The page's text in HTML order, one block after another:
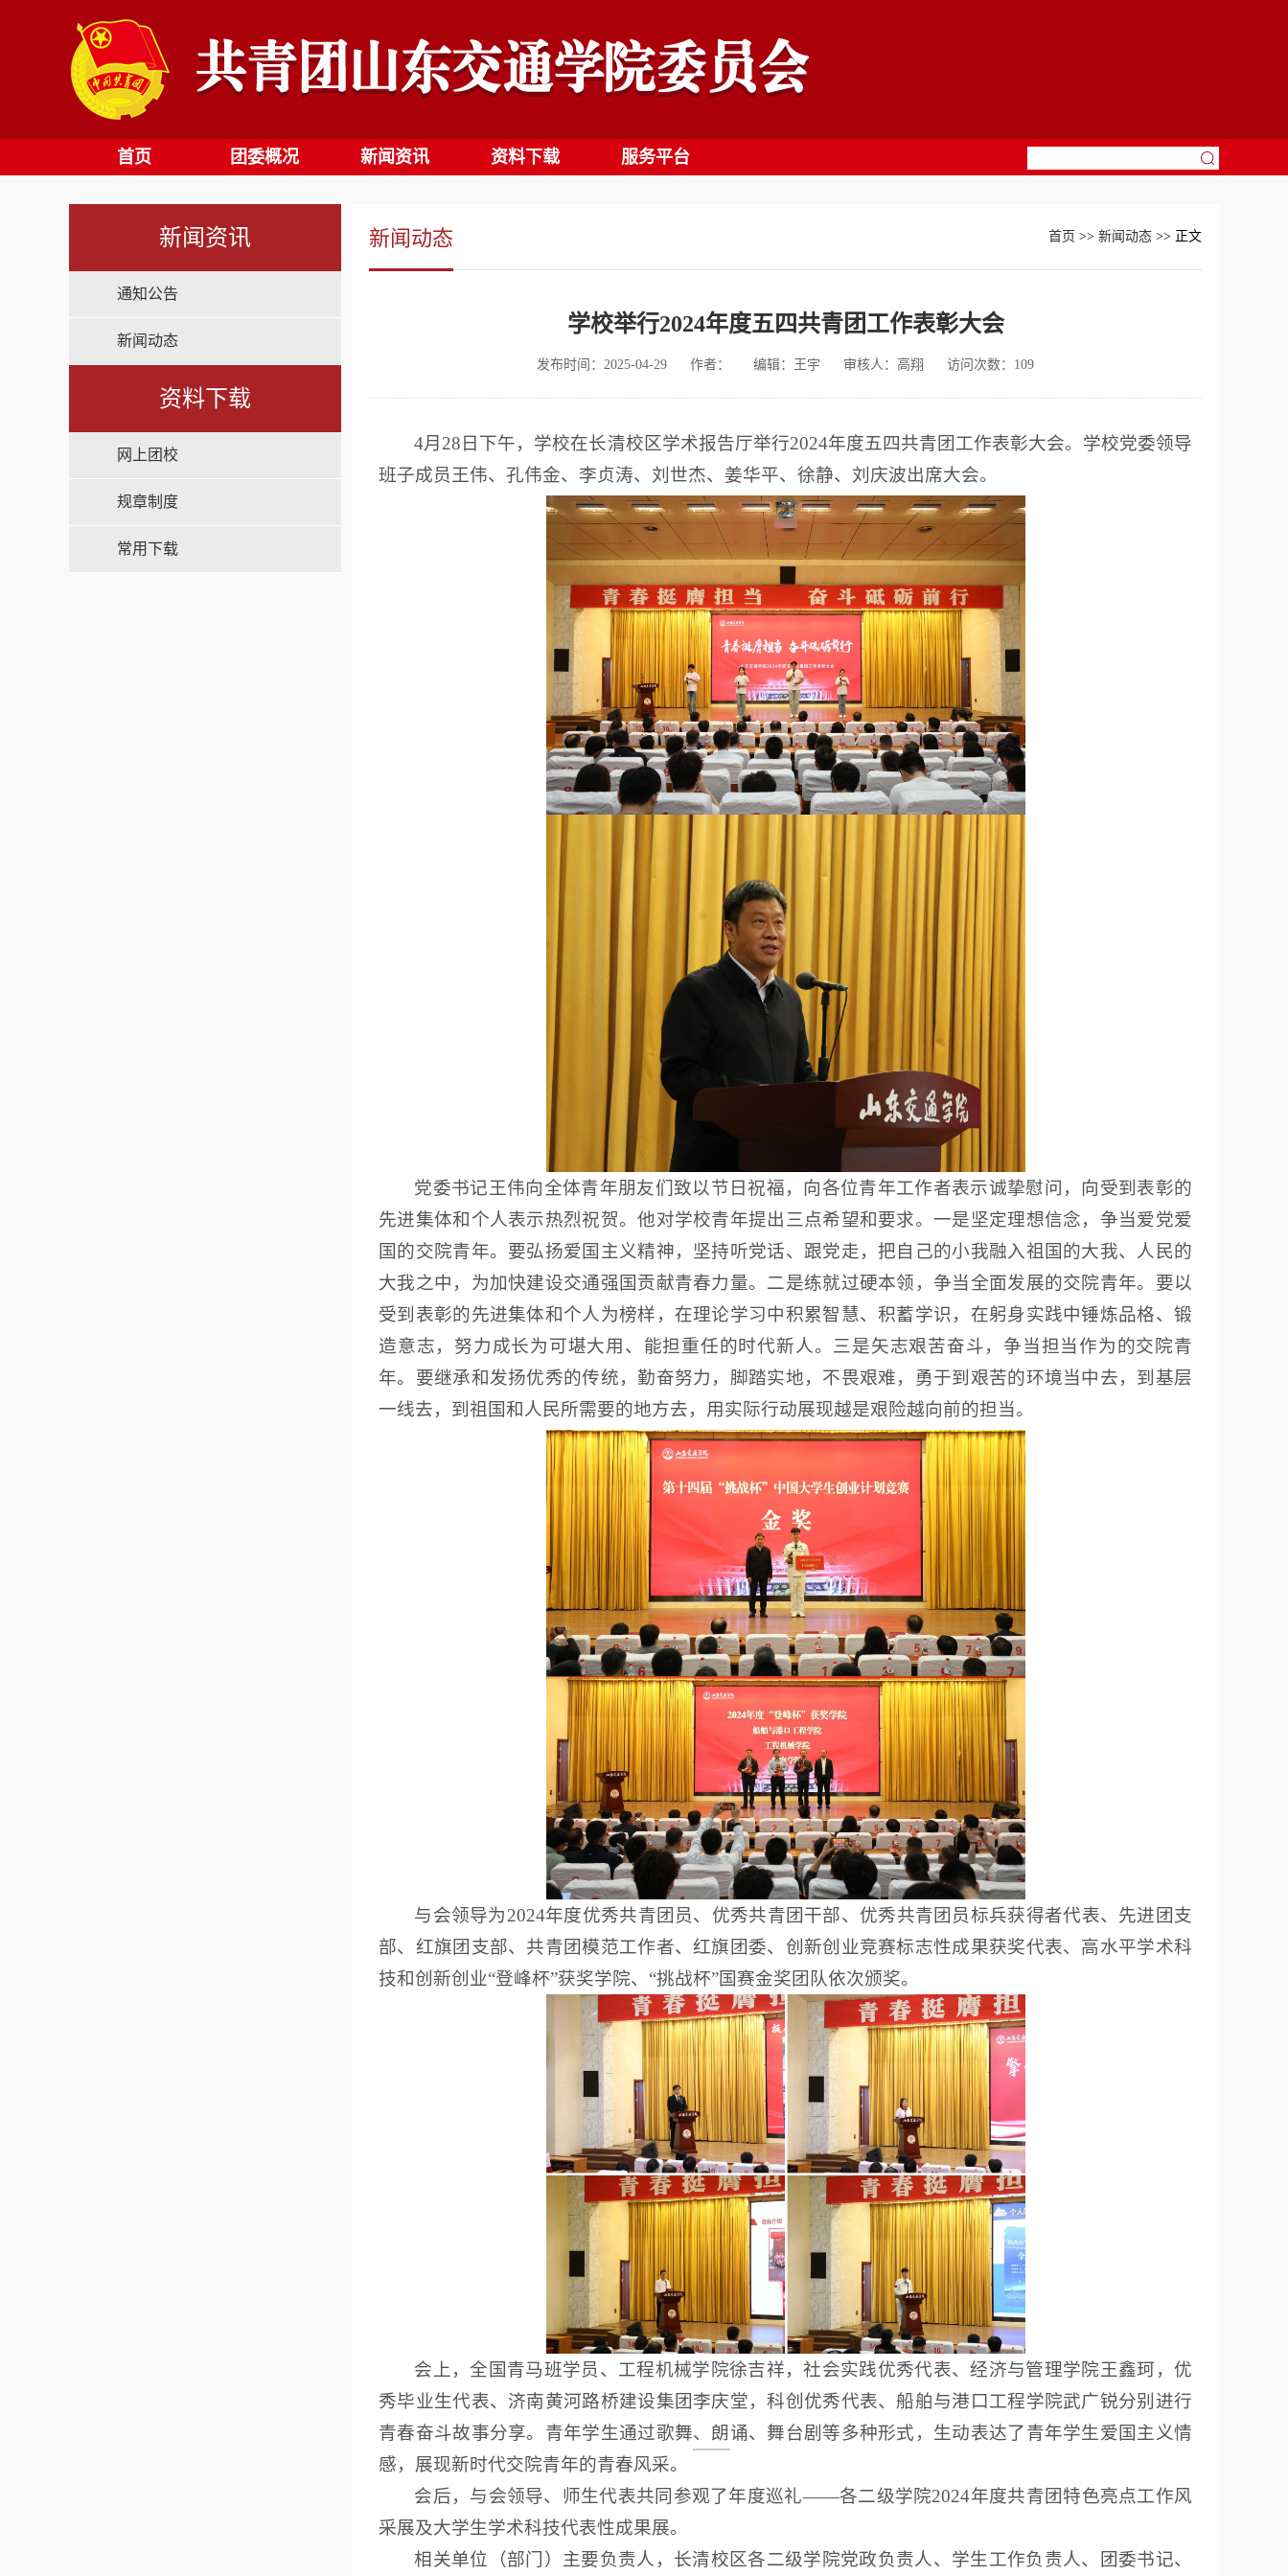
首页 团委概况 新闻资讯 资料下载 服务平台
新闻资讯
通知公告
新闻动态
资料下载
网上团校
规章制度
常用下载
首页 >> 新闻动态 >> 正文
新闻动态
学校举行2024年度五四共青团工作表彰大会
发布时间：2025-04-29 作者： 编辑：王宇 审核人：高翔 访问次数： 109
4月28日下午，学校在长清校区学术报告厅举行2024年度五四共青团工作表彰大会。学校党委领导
班子成员王伟、孔伟金、李贞涛、刘世杰、姜华平、徐静、刘庆波出席大会。
党委书记王伟向全体青年朋友们致以节日祝福，向各位青年工作者表示诚挚慰问，向受到表彰的
先进集体和个人表示热烈祝贺。他对学校青年提出三点希望和要求。一是坚定理想信念，争当爱党爱
国的交院青年。要弘扬爱国主义精神，坚持听党话、跟党走，把自己的小我融入祖国的大我、人民的
大我之中，为加快建设交通强国贡献青春力量。二是练就过硬本领，争当全面发展的交院青年。要以
受到表彰的先进集体和个人为榜样，在理论学习中积累智慧、积蓄学识，在躬身实践中锤炼品格、锻
造意志，努力成长为可堪大用、能担重任的时代新人。三是矢志艰苦奋斗，争当担当作为的交院青
年。要继承和发扬优秀的传统，勤奋努力，脚踏实地，不畏艰难，勇于到艰苦的环境当中去，到基层
一线去，到祖国和人民所需要的地方去，用实际行动展现越是艰险越向前的担当。
与会领导为2024年度优秀共青团员、优秀共青团干部、优秀共青团员标兵获得者代表、先进团支
部、红旗团支部、共青团模范工作者、红旗团委、创新创业竞赛标志性成果获奖代表、高水平学术科
技和创新创业“登峰杯”获奖学院、“挑战杯”国赛金奖团队依次颁奖。
会上，全国青马班学员、工程机械学院徐吉祥，社会实践优秀代表、经济与管理学院王鑫珂，优
秀毕业生代表、济南黄河路桥建设集团李庆堂，科创优秀代表、船舶与港口工程学院武广锐分别进行
青春奋斗故事分享。青年学生通过歌舞、朗诵、舞台剧等多种形式，生动表达了青年学生爱国主义情
感，展现新时代交院青年的青春风采。
会后，与会领导、师生代表共同参观了年度巡礼——各二级学院2024年度共青团特色亮点工作风
采展及大学生学术科技代表性成果展。
相关单位（部门）主要负责人，长清校区各二级学院党政负责人、学生工作负责人、团委书记、